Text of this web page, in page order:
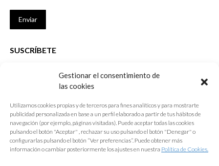
Gestionar el consentimiento de
las cookies
Utilizamos cookies propias y de terceros para fines analíticos y para mostrarte
publicidad personalizada en base a un perfil elaborado a partir de tus hábitos de
navegación (por ejemplo, páginas visitadas). Puede aceptar todas las cookies
pulsando el botón "Aceptar" , rechazar su uso pulsando el botón "Denegar" o
configurarlas pulsando el botón “Ver preferencias”. Puede obtener más
información o cambiar posteriormente los ajustes en nuestra Política de Cookies.
Enviar
SUSCRÍBETE
que desarrolla el Colegio de Arquitectos de Cádiz
E-mail *
Acepto lostérminos y condiciones de uso